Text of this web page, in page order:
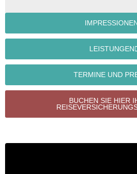
LEISTUNGEN
TERMINE UND
BUCHEN SIE HIER